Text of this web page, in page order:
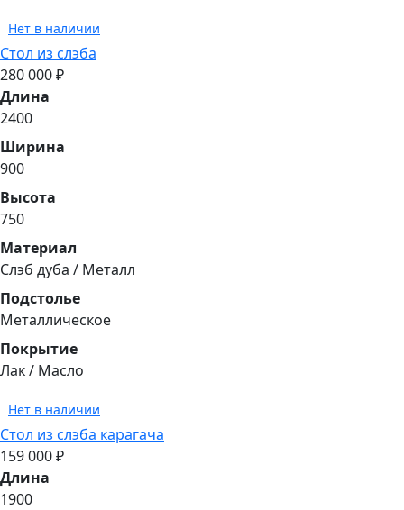
Нет в наличии
Стол из слэба
280 000 ₽
Длина
2400
Ширина
900
Высота
750
Материал
Слэб дуба / Металл
Подстолье
Металлическое
Покрытие
Лак / Масло
Нет в наличии
Стол из слэба карагача
159 000 ₽
Длина
1900